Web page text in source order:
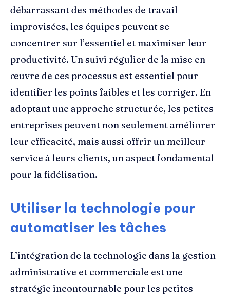
débarrassant des méthodes de travail
improvisées, les équipes peuvent se
concentrer sur l’essentiel et maximiser leur
productivité. Un suivi régulier de la mise en
œuvre de ces processus est essentiel pour
identifier les points faibles et les corriger. En
adoptant une approche structurée, les petites
entreprises peuvent non seulement améliorer
leur efficacité, mais aussi offrir un meilleur
service à leurs clients, un aspect fondamental
pour la fidélisation.
Utiliser la technologie pour
automatiser les tâches
L’intégration de la technologie dans la gestion
administrative et commerciale est une
stratégie incontournable pour les petites